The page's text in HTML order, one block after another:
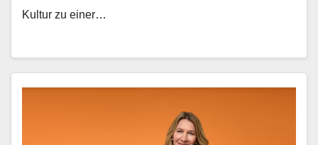
Kul­tur zu ein­er…